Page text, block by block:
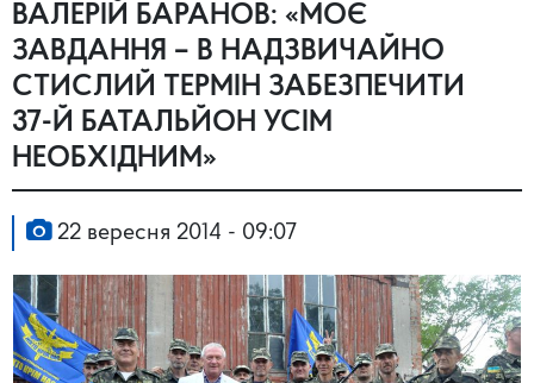
ВАЛЕРІЙ БАРАНОВ: «МОЄ
ЗАВДАННЯ – В НАДЗВИЧАЙНО
СТИСЛИЙ ТЕРМІН ЗАБЕЗПЕЧИТИ
37-Й БАТАЛЬЙОН УСІМ
НЕОБХІДНИМ»
22 вересня 2014 - 09:07